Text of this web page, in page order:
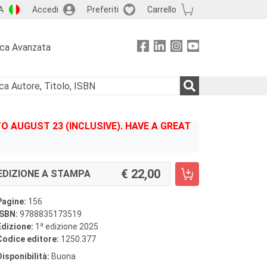
Accedi Preferiti Carrello
Avanzata
AUGUST 23 (INCLUSIVE). HAVE A GREAT
A STAMPA 22,00
156
9788835173519
1 a edizione 2025
editore: 1250.377
Buona